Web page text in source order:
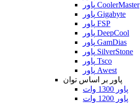
پاور CoolerMaster
پاور Gigabyte
پاور FSP
پاور DeepCool
پاور GamDias
پاور SilverStone
پاور Tsco
پاور Awest
پاور بر اساس توان
پاور 1300 وات
پاور 1200 وات